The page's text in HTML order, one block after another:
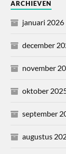
ARCHIEVEN
januari 2026
december
november
oktober
september
augustus